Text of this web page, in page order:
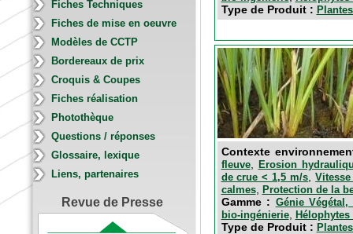
Fiches Techniques
Fiches de mise en oeuvre
Modèles de CCTP
Bordereaux de prix
Croquis & Coupes
Fiches réalisation
Photothèque
Questions / réponses
Glossaire, lexique
Liens, partenaires
Revue de Presse
Type de Produit :
Contexte
fleuve, Erosion
de crue < 1,5 m/s ,
calmes, Protection de la
Gamme : Génie
bio-ingénierie,
Type de Produit :